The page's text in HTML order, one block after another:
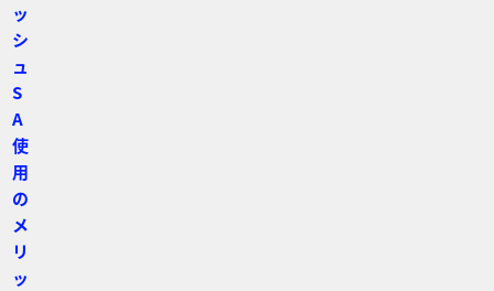
ッ
シ
ュ
S
A
使
用
の
メ
リ
ッ